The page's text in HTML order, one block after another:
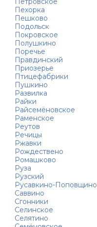
Пехорка
Пешково
Подольск
Покровское
Полушкино
Поречье
Правдинский
Приозерье
Птицефабрики
Пушкино
Развилка
Райки
Райсемёновское
Раменское
Реутов
Речицы
Ржавки
Рождествено
Ромашково
Руза
Рузский
Русавкино-Поповщино
Саввино
Сгонники
Селинское
Селятино